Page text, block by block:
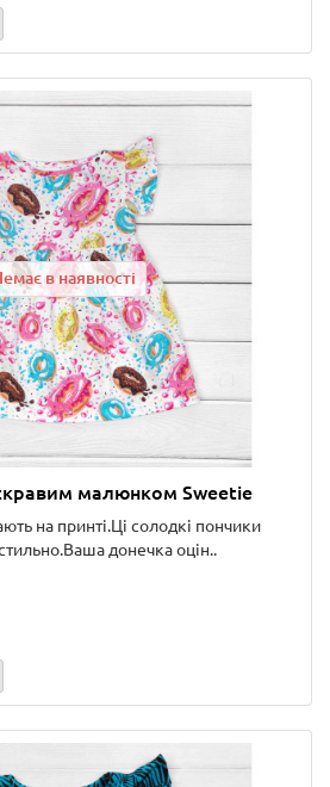
в наявності
малюнком Sweetie
на принті.Ці солодкі пончики
донечка оцін..